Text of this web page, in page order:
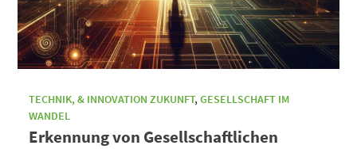
TECHNIK, & INNOVATION ZUKUNFT,GESELLSCHAFT IM
WANDEL
Erkennung von Gesellschaftlichen